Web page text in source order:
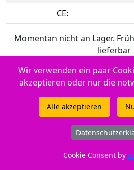
CE:
Momentan nicht an Lager.
lieferbar
Verwendbar für HP
2925 - HP Envy 6530 e - HP Envy
Envy 6110 - HP Envy 6500 Series -
Wir verwenden ein paar
akzeptieren oder nur die
Alle akzeptieren
Cookie Consent by